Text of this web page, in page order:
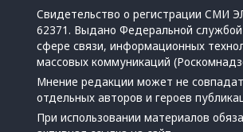
Свидетельство о регистрации СМИ
62371. Выдано Федеральной
сфере связи, информационных
массовых коммуникаций
Мнение редакции может не
отдельных авторов и героев
При использовании материалов